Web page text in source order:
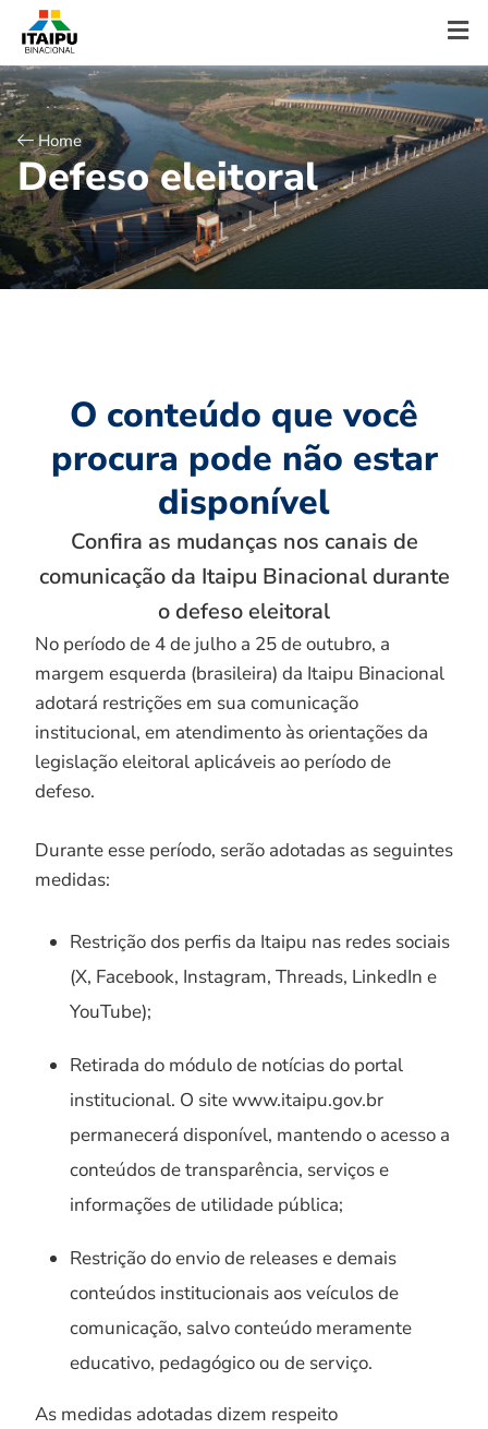
Home
Defeso eleitoral
O conteúdo que você
procura pode não estar
disponível
Confira as mudanças nos canais de
comunicação da Itaipu Binacional durante
o defeso eleitoral
No período de 4 de julho a 25 de outubro, a
margem esquerda (brasileira) da Itaipu Binacional
adotará restrições em sua comunicação
institucional, em atendimento às orientações da
legislação eleitoral aplicáveis ao período de
defeso.
Durante esse período, serão adotadas as seguintes
medidas:
Restrição dos perfis da Itaipu nas redes sociais
(X, Facebook, Instagram, Threads, LinkedIn e
YouTube);
Retirada do módulo de notícias do portal
institucional. O site www.itaipu.gov.br
permanecerá disponível, mantendo o acesso a
conteúdos de transparência, serviços e
informações de utilidade pública;
Restrição do envio de releases e demais
conteúdos institucionais aos veículos de
comunicação, salvo conteúdo meramente
educativo, pedagógico ou de serviço.
As medidas adotadas dizem respeito